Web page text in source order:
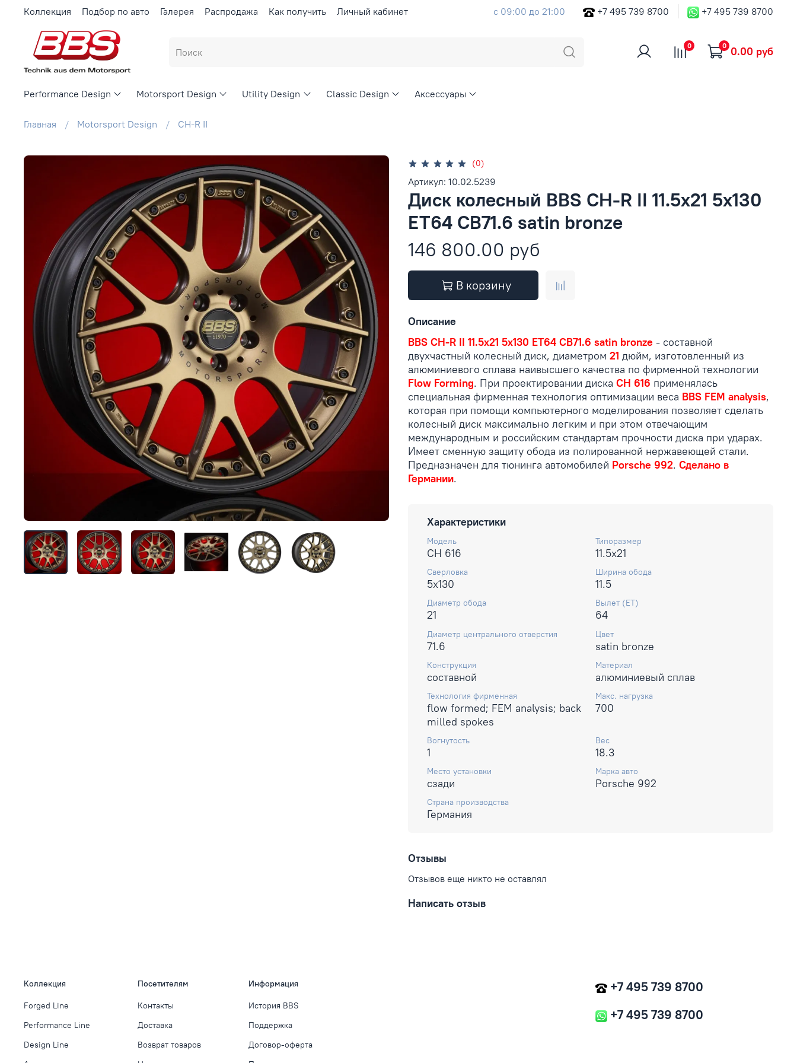
Коллекция Подбор по авто Галерея Распродажа Как получить Личный кабинет с 09:00 до 21:00 +7 495 739 8700 +7 495 739 8700
0 0 0.00 руб
Performance Design Motorsport Design Utility Design Classic Design Аксессуары
Главная Motorsport Design CH-R II
(0)
Артикул: 10.02.5239
Диск колесный BBS CH-R II 11.5x21 5x130
ET64 CB71.6 satin bronze
146 800.00 руб
В корзину
Описание
BBS CH-R II 11.5x21 5x130 ET64 CB71.6 satin bronze - составной
двухчастный колесный диск, диаметром 21 дюйм, изготовленный из
алюминиевого сплава наивысшего качества по фирменной технологии
Flow Forming. При проектировании диска CH 616 применялась
специальная фирменная технология оптимизации веса BBS FEM analysis,
которая при помощи компьютерного моделирования позволяет сделать
колесный диск максимально легким и при этом отвечающим
международным и российским стандартам прочности диска при ударах.
Имеет сменную защиту обода из полированной нержавеющей стали.
Предназначен для тюнинга автомобилей Porsche 992. Сделано в
Германии.
Характеристики
Модель
CH 616
Типоразмер
11.5x21
Сверловка
5x130
Ширина обода
11.5
Диаметр обода
21
Вылет (ET)
64
Диаметр центрального отверстия
71.6
Цвет
satin bronze
Конструкция
составной
Материал
алюминиевый сплав
Технология фирменная
flow formed; FEM analysis; back
milled spokes
Макс. нагрузка
700
Вогнутость
1
Вес
18.3
Место установки
сзади
Марка авто
Porsche 992
Страна производства
Германия
Отзывы
Отзывов еще никто не оставлял
Написать отзыв
Коллекция
Forged Line
Performance Line
Design Line
Посетителям
Контакты
Доставка
Возврат товаров
Информация
История BBS
Поддержка
Договор-оферта
+7 495 739 8700
+7 495 739 8700